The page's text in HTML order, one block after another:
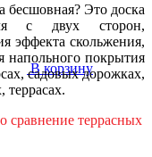
В корзину
бесшовная? Это доска
с двух сторон,
эффекта скольжения,
напольного покрытия
садовых дорожках,
террасах.
сравнение террасных